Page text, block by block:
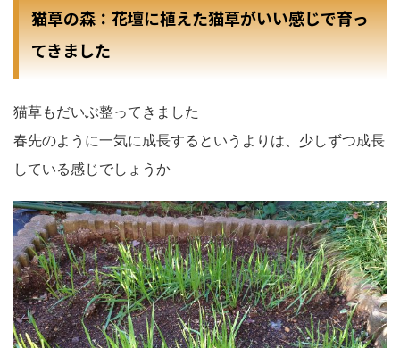
猫草の森：花壇に植えた猫草がいい感じで育っ
てきました
猫草もだいぶ整ってきました
春先のように一気に成長するというよりは、少しずつ成長
している感じでしょうか